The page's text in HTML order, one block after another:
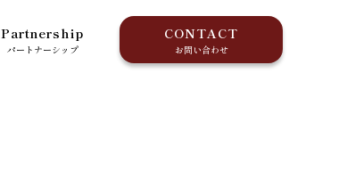
パートナーシップ
Partnership
お問い合わせ
CONTACT